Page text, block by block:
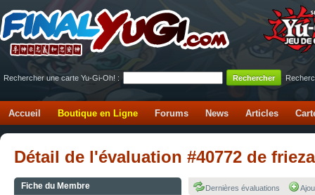
Rechercher une carte Yu-Gi-Oh! :
Accueil Boutique en Ligne Forums News Articles
Détail de l'évaluation #40772 de
Fiche du Membre Dernières évaluations